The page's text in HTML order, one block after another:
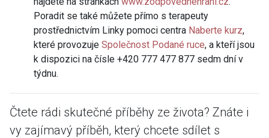
Poradit se také můžete přímo s terapeuty
prostřednictvím Linky pomoci centra Naberte kurz,
které provozuje Společnost Podané ruce, a kteří jsou
k dispozici na čísle +420 777 477 877 sedm dní v
týdnu.
Čtete rádi skutečné příběhy ze života? Znáte i
vy zajímavý příběh, který chcete sdílet s